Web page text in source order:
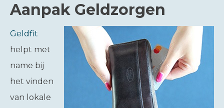
Aanpak Geldzorgen
Geldfit
helpt met
name bij
het vinden
van lokale